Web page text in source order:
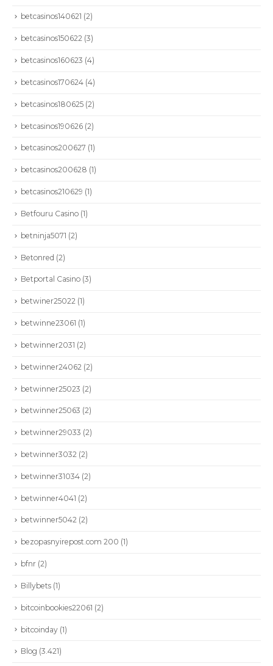
betcasinos140621 (2)
betcasinos150622 (3)
betcasinos160623 (4)
betcasinos170624 (4)
betcasinos180625 (2)
betcasinos190626 (2)
betcasinos200627 (1)
betcasinos200628 (1)
betcasinos210629 (1)
Betfouru Casino (1)
betninja5071 (2)
Betonred (2)
Betportal Casino (3)
betwiner25022 (1)
betwinne23061 (1)
betwinner2031 (2)
betwinner24062 (2)
betwinner25023 (2)
betwinner25063 (2)
betwinner29033 (2)
betwinner3032 (2)
betwinner31034 (2)
betwinner4041 (2)
betwinner5042 (2)
bezopasnyirepost.com 200 (1)
bfnr (2)
Billybets (1)
bitcoinbookies22061 (2)
bitcoinday (1)
Blog (3.421)